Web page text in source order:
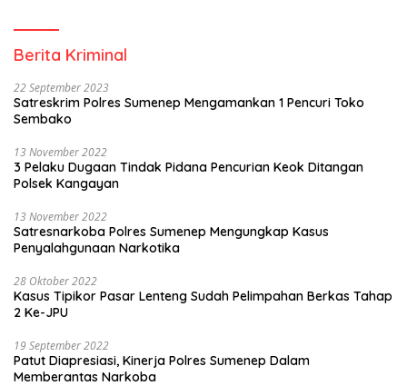
Berita Kriminal
22 September 2023
Satreskrim Polres Sumenep Mengamankan 1 Pencuri Toko
Sembako
13 November 2022
3 Pelaku Dugaan Tindak Pidana Pencurian Keok Ditangan
Polsek Kangayan
13 November 2022
Satresnarkoba Polres Sumenep Mengungkap Kasus
Penyalahgunaan Narkotika
28 Oktober 2022
Kasus Tipikor Pasar Lenteng Sudah Pelimpahan Berkas Tahap
2 Ke-JPU
19 September 2022
Patut Diapresiasi, Kinerja Polres Sumenep Dalam
Memberantas Narkoba